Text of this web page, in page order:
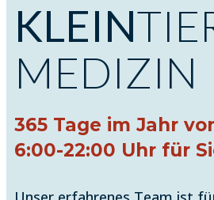
KLEIN
MEDIZIN
365 Tage im Jahr
6:00-22:00 Uhr für